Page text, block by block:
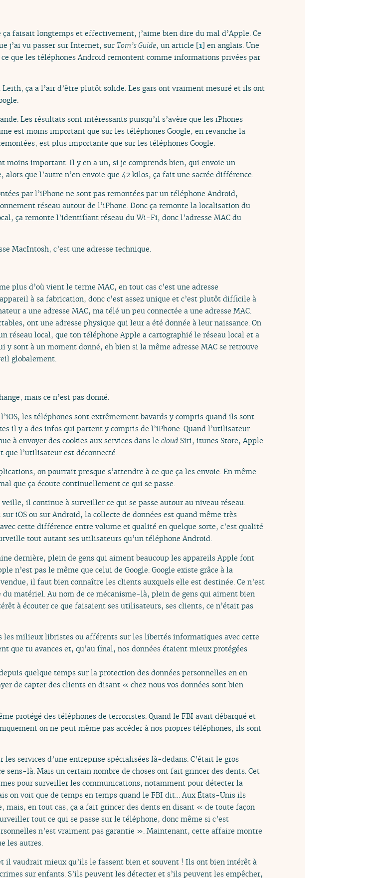
ça faisait longtemps et effectivement, j’aime bien dire du mal d’Apple. Ce
j’ai vu passer sur Internet, sur Tom’s Guide, un article [1] en anglais. Une
que les téléphones Android remontent comme informations privées par
Leith, ça a l’air d’être plutôt solide. Les gars ont vraiment mesuré et ils ont
Les résultats sont intéressants puisqu’il s’avère que les iPhones
est moins important que sur les téléphones Google, en revanche la
est plus importante que sur les téléphones Google.
moins important. Il y en a un, si je comprends bien, qui envoie un
que l’autre n’en envoie que 42 kilos, ça fait une sacrée différence.
par l’iPhone ne sont pas remontées par un téléphone Android,
réseau autour de l’iPhone. Donc ça remonte la localisation du
ça remonte l’identifiant réseau du Wi-Fi, donc l’adresse MAC du
MacIntosh, c’est une adresse technique.
plus d’où vient le terme MAC, en tout cas c’est une adresse
à sa fabrication, donc c’est assez unique et c’est plutôt difficile à
a une adresse MAC, ma télé un peu connectée a une adresse MAC.
ont une adresse physique qui leur a été donnée à leur naissance. On
réseau local, que ton téléphone Apple a cartographié le réseau local et a
y sont à un moment donné, eh bien si la même adresse MAC se retrouve
globalement.
mais ce n’est pas donné.
les téléphones sont extrêmement bavards y compris quand ils sont
il y a des infos qui partent y compris de l’iPhone. Quand l’utilisateur
à envoyer des cookies aux services dans le cloud Siri, itunes Store, Apple
l’utilisateur est déconnecté.
on pourrait presque s’attendre à ce que ça les envoie. En même
que ça écoute continuellement ce qui se passe.
il continue à surveiller ce qui se passe autour au niveau réseau.
iOS ou sur Android, la collecte de données est quand même très
cette différence entre volume et qualité en quelque sorte, c’est qualité
tout autant ses utilisateurs qu’un téléphone Android.
dernière, plein de gens qui aiment beaucoup les appareils Apple font
n’est pas le même que celui de Google. Google existe grâce à la
il faut bien connaître les clients auxquels elle est destinée. Ce n’est
du matériel. Au nom de ce mécanisme-là, plein de gens qui aiment bien
à écouter ce que faisaient ses utilisateurs, ses clients, ce n’était pas
les milieux libristes ou afférents sur les libertés informatiques avec cette
que tu avances et, qu’au final, nos données étaient mieux protégées
quelque temps sur la protection des données personnelles en en
de capter des clients en disant « chez nous vos données sont bien
protégé des téléphones de terroristes. Quand le FBI avait débarqué et
on ne peut même pas accéder à nos propres téléphones, ils sont
services d’une entreprise spécialisées là-dedans. C’était le gros
sens-là. Mais un certain nombre de choses ont fait grincer des dents. Cet
pour surveiller les communications, notamment pour détecter la
voit que de temps en temps quand le FBI dit… Aux États-Unis ils
en tout cas, ça a fait grincer des dents en disant « de toute façon
tout ce qui se passe sur le téléphone, donc même si c’est
n’est vraiment pas garantie ». Maintenant, cette affaire montre
les autres.
il vaudrait mieux qu’ils le fassent bien et souvent ! Ils ont bien intérêt à
sur enfants. S’ils peuvent les détecter et s’ils peuvent les empêcher,